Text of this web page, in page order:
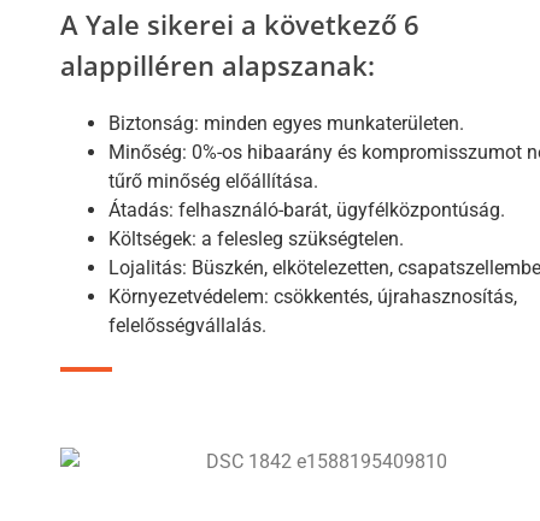
A Yale sikerei a következő 6
alappilléren alapszanak:
Biztonság: minden egyes munkaterületen.
Minőség: 0%-os hibaarány és kompromisszumot
tűrő minőség előállítása.
Átadás: felhasználó-barát, ügyfélközpontúság.
Költségek: a felesleg szükségtelen.
Lojalitás: Büszkén, elkötelezetten,
Környezetvédelem: csökkentés, újrahasznosítás,
felelősségvállalás.